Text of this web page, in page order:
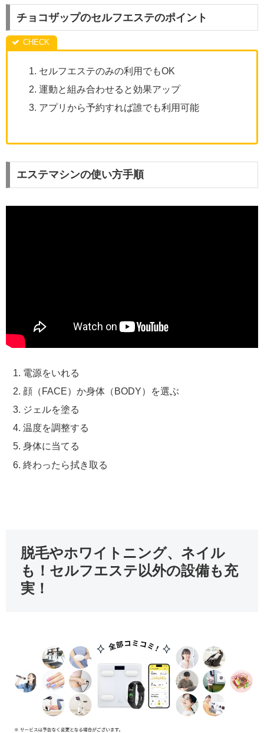
チョコザップのセルフエステのポイント
セルフエステのみの利用でもOK
運動と組み合わせると効果アップ
アプリから予約すれば誰でも利用可能
エステマシンの使い方手順
電源をいれる
顔（FACE）か身体（BODY）を選ぶ
ジェルを塗る
温度を調整する
身体に当てる
終わったら拭き取る
脱毛やホワイトニング、ネイル
も！セルフエステ以外の設備も充
実！